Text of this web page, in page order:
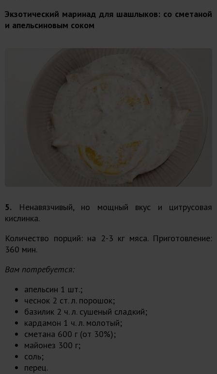
Экзотический маринад для шашлыков: со сметаной
и апельсиновым соком
5. Ненавязчивый, но мощный вкус и цитрусовая
кислинка.
Количество порций: на 2-3 кг мяса. Приготовление:
360 мин.
Вам потребуется:
апельсин 1 шт.;
чеснок 2 ст. л. порошок;
базилик 2 ч. л. сушеный сладкий;
кардамон 1 ч. л. молотый;
сметана 600 г (от 30%);
майонез 300 г;
соль;
перец.